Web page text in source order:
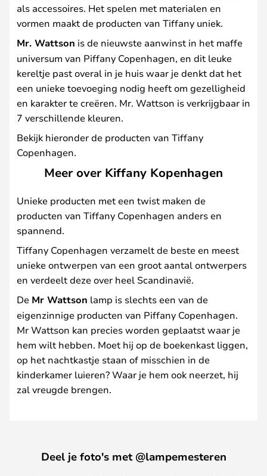
als accessoires. Het spelen met materialen en
vormen maakt de producten van Tiffany uniek.
Mr. Wattson is de nieuwste aanwinst in het maffe
universum van Piffany Copenhagen, en dit leuke
kereltje past overal in je huis waar je denkt dat het
een unieke toevoeging nodig heeft om gezelligheid
en karakter te creëren. Mr. Wattson is verkrijgbaar in
7 verschillende kleuren.
Bekijk hieronder de producten van Tiffany
Copenhagen.
Meer over Kiffany Kopenhagen
Unieke producten met een twist maken de
producten van Tiffany Copenhagen anders en
spannend.
Tiffany Copenhagen verzamelt de beste en meest
unieke ontwerpen van een groot aantal ontwerpers
en verdeelt deze over heel Scandinavië.
De Mr Wattson lamp is slechts een van de
eigenzinnige producten van Piffany Copenhagen.
Mr Wattson kan precies worden geplaatst waar je
hem wilt hebben. Moet hij op de boekenkast liggen,
op het nachtkastje staan of misschien in de
kinderkamer luieren? Waar je hem ook neerzet, hij
zal vreugde brengen.
Deel je foto's met @lampemesteren